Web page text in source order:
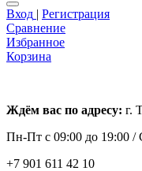
Вход | Регистрация
Сравнение
Избранное
Корзина
Ждём вас по адресу: г.
Пн-Пт с 09:00 до 19:00 /
+7 901 611 42 10